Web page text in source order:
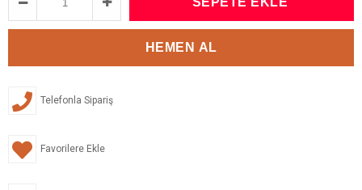
Telefonla Sipariş
Favorilere Ekle